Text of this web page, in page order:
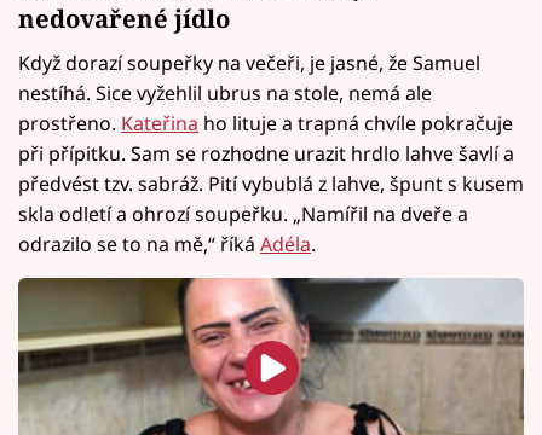
nedovařené jídlo
Když dorazí soupeřky na večeři, je jasné, že Samuel
nestíhá. Sice vyžehlil ubrus na stole, nemá ale
prostřeno. Kateřina ho lituje a trapná chvíle pokračuje
při přípitku. Sam se rozhodne urazit hrdlo lahve šavlí a
předvést tzv. sabráž. Pití vybublá z lahve, špunt s kusem
skla odletí a ohrozí soupeřku. „Namířil na dveře a
odrazilo se to na mě,“ říká Adéla.